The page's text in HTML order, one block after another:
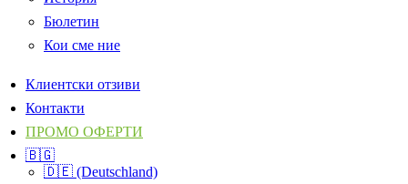
Бюлетин
Кои сме ние
Клиентски отзиви
Контакти
ПРОМО ОФЕРТИ
🇧🇬
🇩🇪 (Deutschland)